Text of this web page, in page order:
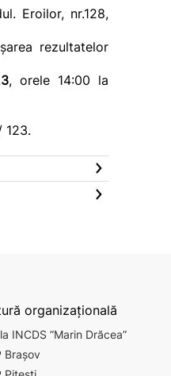
Eroilor, nr.128,
rezultatelor
, orele 14:00 la
123.
organizațională
INCDS ”Marin Drăcea”
Brașov